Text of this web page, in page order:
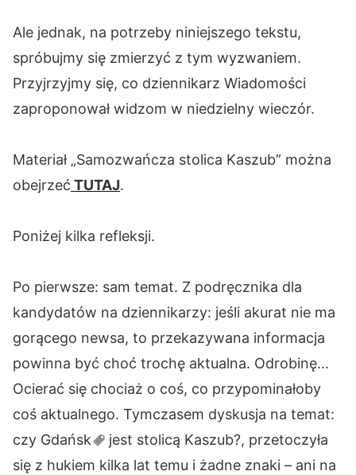
Ale jednak, na potrzeby niniejszego tekstu,
spróbujmy się zmierzyć z tym wyzwaniem.
Przyjrzyjmy się, co dziennikarz Wiadomości
zaproponował widzom w niedzielny wieczór.
Materiał „Samozwańcza stolica Kaszub” można
obejrzeć TUTAJ.
Poniżej kilka refleksji.
Po pierwsze: sam temat. Z podręcznika dla
kandydatów na dziennikarzy: jeśli akurat nie ma
gorącego newsa, to przekazywana informacja
powinna być choć trochę aktualna. Odrobinę…
Ocierać się chociaż o coś, co przypominałoby
coś aktualnego. Tymczasem dyskusja na temat:
czy Gdańsk
jest stolicą Kaszub?, przetoczyła
się z hukiem kilka lat temu i żadne znaki – ani na